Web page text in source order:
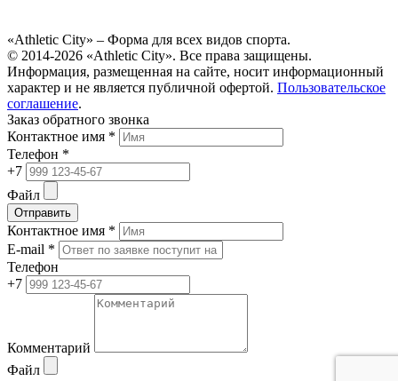
«Athletic City» – Форма для всех видов спорта.
© 2014-2026 «Athletic City». Все права защищены.
Информация, размещенная на сайте, носит информационный
характер и не является публичной офертой. Пользовательское
соглашение.
Заказ обратного звонка
Контактное имя *
Телефон *
+7
Файл
Отправить
Контактное имя *
E-mail *
Телефон
+7
Комментарий
Файл